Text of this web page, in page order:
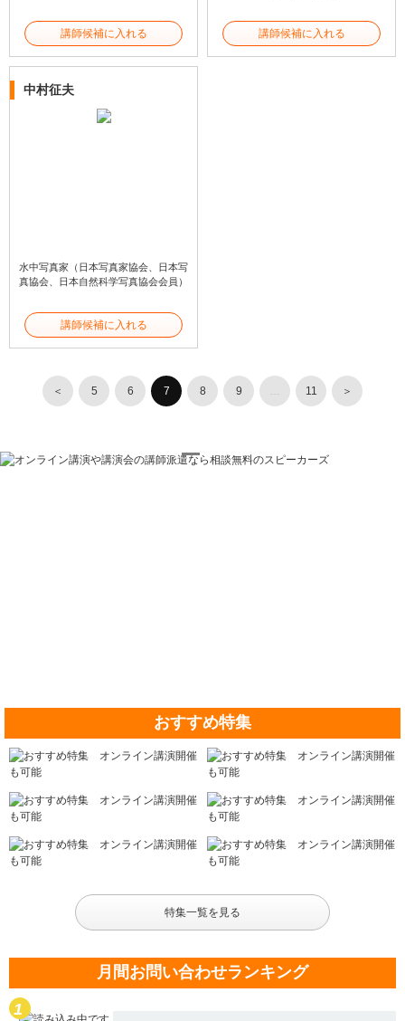
講師候補に入れる 講師候補に入れる
中村征夫
水中写真家（日本写真家協会、日本写
真協会、日本自然科学写真協会会員）
講師候補に入れる
＜ 5 6 7 8 9 11 ＞
おすすめ特集
特集一覧を見る
月間お問い合わせランキング